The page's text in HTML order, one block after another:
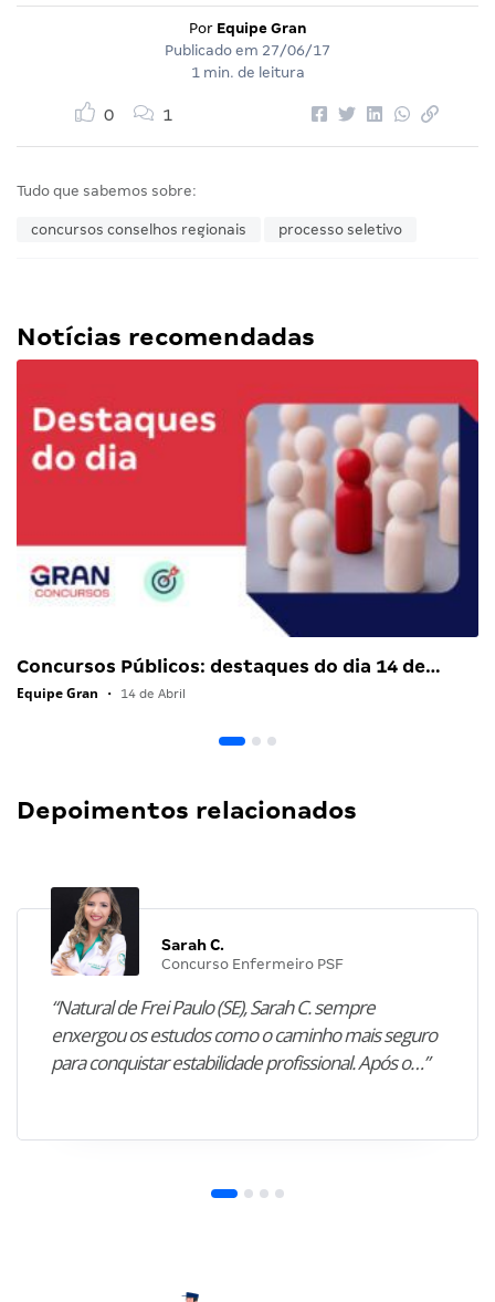
Por Equipe Gran
Publicado em 27/06/17
1 min. de leitura
0 1
Tudo que sabemos sobre:
concursos conselhos regionais processo seletivo
Notícias recomendadas
Concursos Públicos: destaques do dia 14 de…
Equipe Gran • 14 de Abril
Depoimentos relacionados
Sarah C.
Concurso Enfermeiro PSF
“Natural de Frei Paulo (SE), Sarah C. sempre
enxergou os estudos como o caminho mais seguro
para conquistar estabilidade profissional. Após o…”